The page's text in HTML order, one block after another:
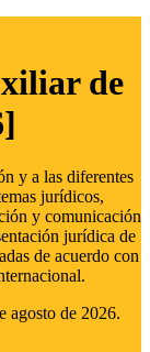
de
y a las diferentes
jurídicos,
y comunicación
jurídica de
de acuerdo con
agosto de 2026.